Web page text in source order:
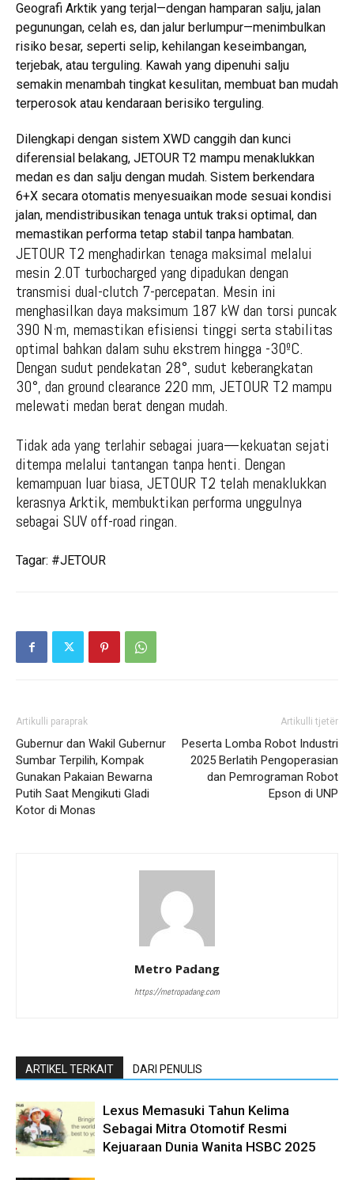
Geografi Arktik yang terjal—dengan hamparan salju, jalan
pegunungan, celah es, dan jalur berlumpur—menimbulkan
risiko besar, seperti selip, kehilangan keseimbangan,
terjebak, atau terguling. Kawah yang dipenuhi salju
semakin menambah tingkat kesulitan, membuat ban mudah
terperosok atau kendaraan berisiko terguling.
Dilengkapi dengan sistem XWD canggih dan kunci
diferensial belakang, JETOUR T2 mampu menaklukkan
medan es dan salju dengan mudah. Sistem berkendara
6+X secara otomatis menyesuaikan mode sesuai kondisi
jalan, mendistribusikan tenaga untuk traksi optimal, dan
memastikan performa tetap stabil tanpa hambatan.
JETOUR T2 menghadirkan tenaga maksimal melalui
mesin 2.0T turbocharged yang dipadukan dengan
transmisi dual-clutch 7-percepatan. Mesin ini
menghasilkan daya maksimum 187 kW dan torsi puncak
390 N·m, memastikan efisiensi tinggi serta stabilitas
optimal bahkan dalam suhu ekstrem hingga -30ºC.
Dengan sudut pendekatan 28°, sudut keberangkatan
30°, dan ground clearance 220 mm, JETOUR T2 mampu
melewati medan berat dengan mudah.
Tidak ada yang terlahir sebagai juara—kekuatan sejati
ditempa melalui tantangan tanpa henti. Dengan
kemampuan luar biasa, JETOUR T2 telah menaklukkan
kerasnya Arktik, membuktikan performa unggulnya
sebagai SUV off-road ringan.
Tagar: #JETOUR
Artikulli paraprak
Gubernur dan Wakil Gubernur
Sumbar Terpilih, Kompak
Gunakan Pakaian Bewarna
Putih Saat Mengikuti Gladi
Kotor di Monas
Artikulli tjetër
Peserta Lomba Robot Industri
2025 Berlatih Pengoperasian
dan Pemrograman Robot
Epson di UNP
Metro Padang
https://metropadang.com
ARTIKEL TERKAIT DARI PENULIS
Lexus Memasuki Tahun Kelima
Sebagai Mitra Otomotif Resmi
Kejuaraan Dunia Wanita HSBC 2025